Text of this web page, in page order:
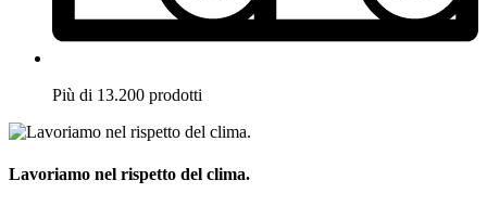
Più di 13.200 prodotti
Lavoriamo nel rispetto del clima.